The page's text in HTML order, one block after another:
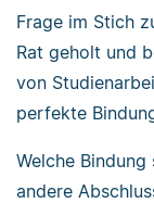
Frage im Stich
Rat geholt und
von
perfekte
Welche
andere